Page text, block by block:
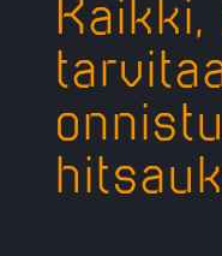
Kaikki,